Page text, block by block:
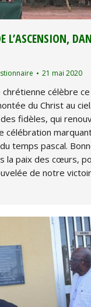
L’ASCENSION,
21 mai 2020
chrétienne célèbre
du Christ au
fidèles, qui
célébration marquant
temps pascal.
la paix des cœurs,
de notre